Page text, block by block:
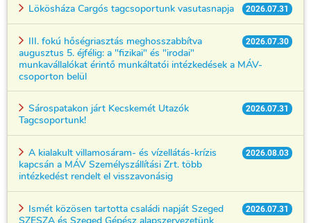
2026.07.31
Lökösháza Cargós tagcsoportunk vasutasnapja
2026.07.30
III. fokú hőségriasztás meghosszabbítva
augusztus 5. éjfélig: a "fizikai" és "irodai"
munkavállalókat érintő munkáltatói intézkedések a MÁV-
csoporton belül
2026.07.31
Sárospatakon járt Kecskemét Utazók
Tagcsoportunk!
2026.08.03
A kialakult villamosáram- és vízellátás-krízis
kapcsán a MÁV Személyszállítási Zrt. több
intézkedést rendelt el visszavonásig
2026.07.31
Ismét közösen tartotta családi napját Szeged
SZESZA és Szeged Gépész alapszervezetünk